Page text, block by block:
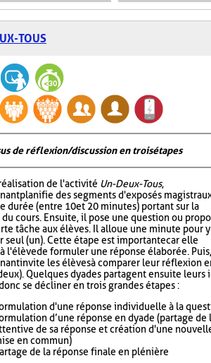
TOUS
de réflexion/discussion en trois étapes
de l'activité Un-Deux-Tous,
planifie des segments d'exposés
durée (entre 10 et 20 minutes) portant sur la
cours. Ensuite, il pose une question ou
tâche aux élèves. Il alloue une minute pour y
seul (un). Cette étape est importante car elle
l'élève de formuler une réponse élaborée. Puis,
invite les élèves à comparer leur réflexion
Quelques dyades partagent ensuite
se décliner en trois grandes étapes :
d'une réponse individuelle à la
d’une réponse en dyade (partage
de sa réponse et création d'une
en commun)
de la réponse finale en plénière